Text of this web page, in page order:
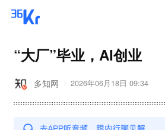
“大厂”毕业，AI创业
多知网 2026年06月18日 09:34